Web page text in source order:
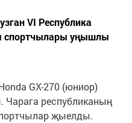
VI Республика
спортчылары уңышлы
GX-270 (юниор)
республиканың
җыелды.